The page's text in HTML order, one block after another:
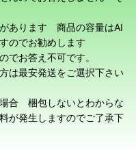
あります 商品の容量はAI
のでお勧めします
でお答え不可です。
は最安発送をご選択下さい
合 梱包しないとわからな
が発生しますのでご了承下